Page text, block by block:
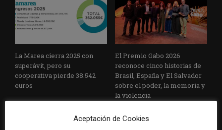
La Marea cierra 2025 con
superávit, pero su
cooperativa pierde 38.542
euros
El Premio Gabo 2026
reconoce cinco historias de
Brasil, España y El Salvador
sobre el poder, la memoria y
la violencia
Aceptación de Cookies